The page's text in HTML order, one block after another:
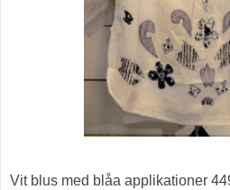
Vit blus med blåa applikationer